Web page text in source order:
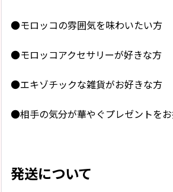
●モロッコの雰囲気を味わいたい方
●モロッコアクセサリーが好きな方
●エキゾチックな雑貨がお好きな方
●相手の気分が華やぐプレゼントを
発送について